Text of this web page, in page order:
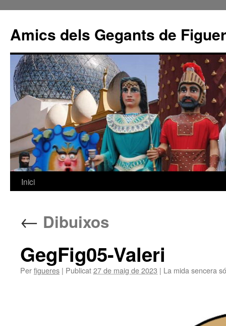
Amics dels Gegants de
Vés
contingut
Inici
← Dibuixos
GegFig05-Valeri
Perfigueres | Publicat27 de maig de 2023 | La mida sencera